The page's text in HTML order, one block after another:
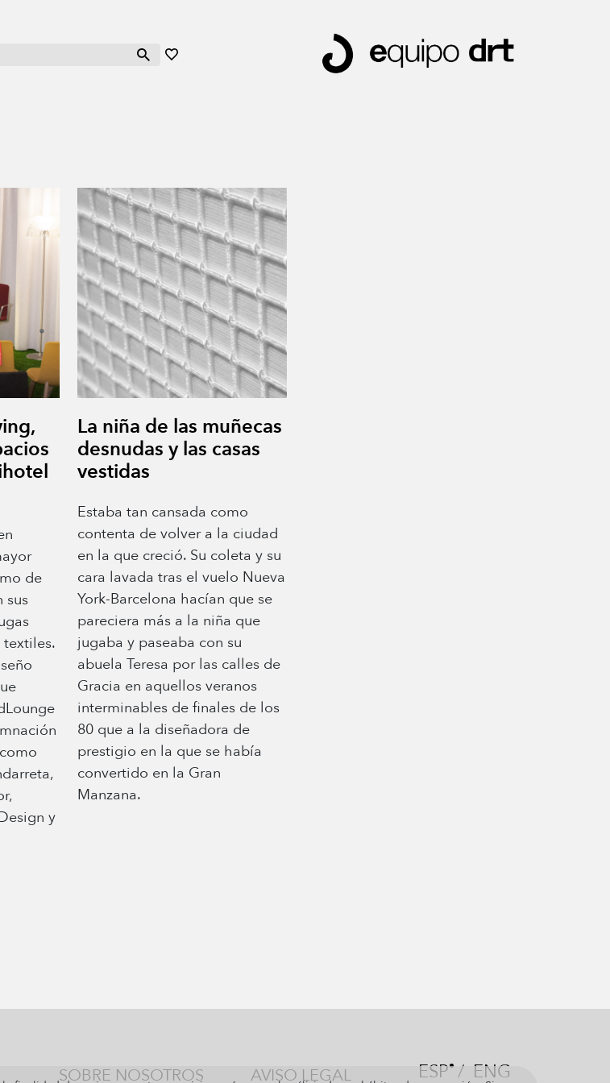
de
sus
textiles.
y
La niña de las muñecas
desnudas y las casas
vestidas
Estaba tan cansada como
contenta de volver a la ciudad
en la que creció. Su coleta y su
cara lavada tras el vuelo Nueva
York-Barcelona hacían que se
pareciera más a la niña que
jugaba y paseaba con su
abuela Teresa por las calles de
Gracia en aquellos veranos
interminables de finales de los
80 que a la diseñadora de
prestigio en la que se había
convertido en la Gran
Manzana.
SOBRE NOSOTROS AVISO LEGAL ESP/ ENG